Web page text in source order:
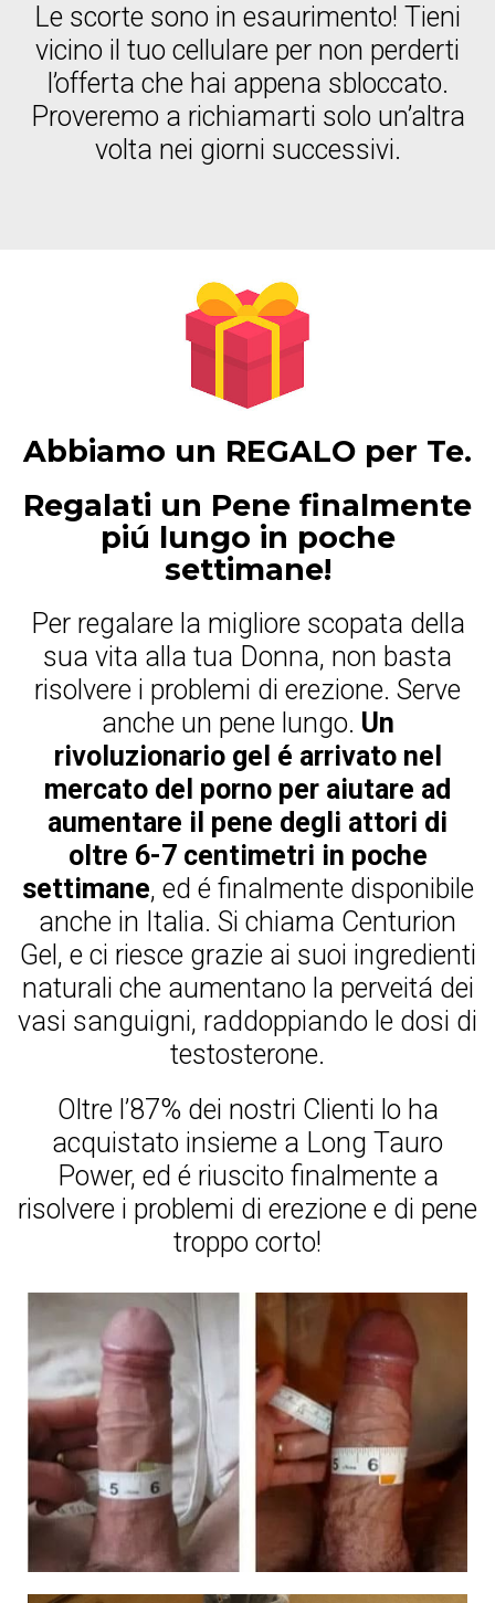
Le scorte sono in esaurimento! Tieni
vicino il tuo cellulare per non perderti
l’offerta che hai appena sbloccato.
Proveremo a richiamarti solo un’altra
volta nei giorni successivi.
Abbiamo un REGALO per Te.
Regalati un Pene finalmente
piú lungo in poche
settimane!
Per regalare la migliore scopata della
sua vita alla tua Donna, non basta
risolvere i problemi di erezione. Serve
anche un pene lungo. Un
rivoluzionario gel é arrivato nel
mercato del porno per aiutare ad
aumentare il pene degli attori di
oltre 6-7 centimetri in poche
settimane, ed é finalmente disponibile
anche in Italia. Si chiama Centurion
Gel, e ci riesce grazie ai suoi ingredienti
naturali che aumentano la perveitá dei
vasi sanguigni, raddoppiando le dosi di
testosterone.
Oltre l’87% dei nostri Clienti lo ha
acquistato insieme a Long Tauro
Power, ed é riuscito finalmente a
risolvere i problemi di erezione e di pene
troppo corto!